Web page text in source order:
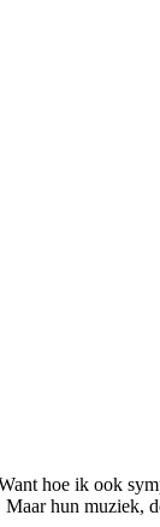
hoe ik ook
Maar hun muziek,